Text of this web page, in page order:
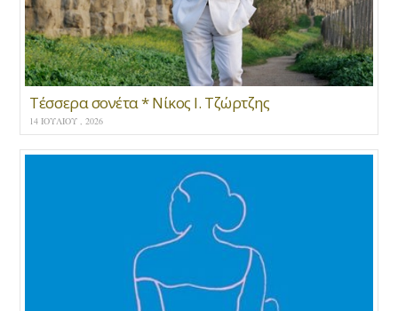
Τέσσερα σονέτα * Νίκος Ι. Τζώρτζης
14 ΙΟΥΛΊΟΥ , 2026